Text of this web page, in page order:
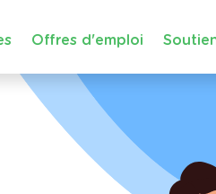
Offres d'emploi